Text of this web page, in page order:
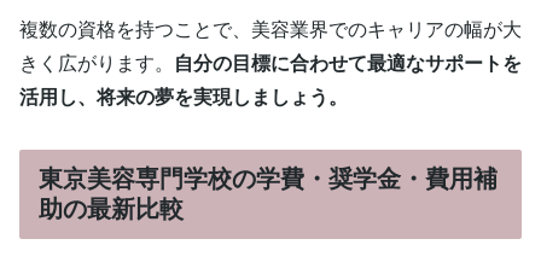
複数の資格を持つことで、美容業界でのキャリアの幅が大
きく広がります。
自分の目標に合わせて最適なサポートを
活用し、将来の夢を実現しましょう。
東京美容専門学校の学費・奨学金・費用補
助の最新比較